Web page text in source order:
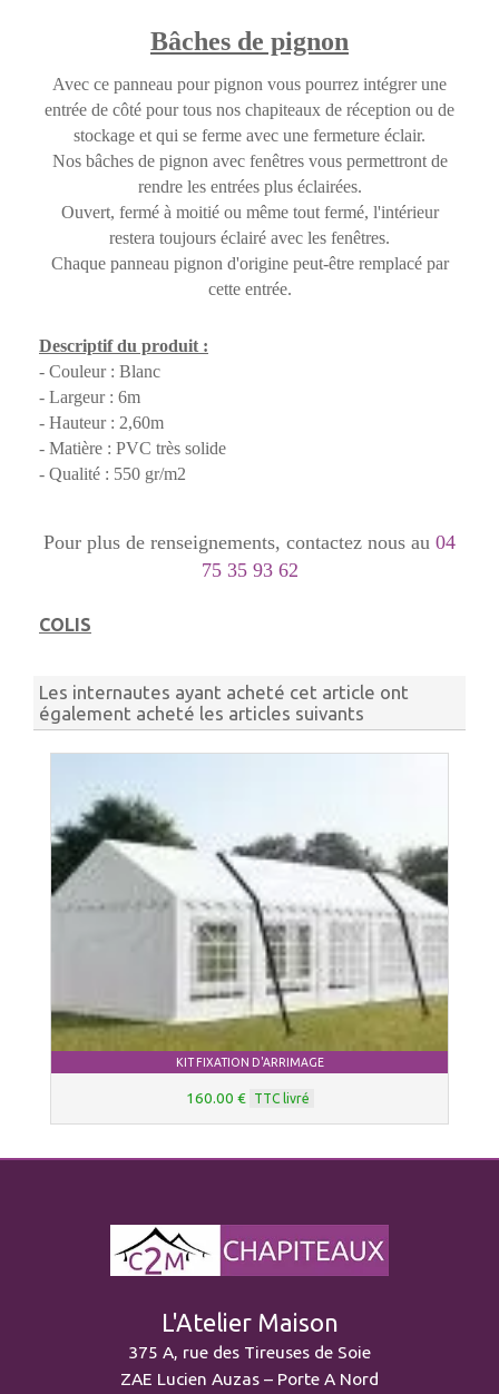
Bâches de pignon
Avec ce panneau pour pignon vous pourrez intégrer une
entrée de côté pour tous nos chapiteaux de réception ou de
stockage et qui se ferme avec une fermeture éclair.
Nos bâches de pignon avec fenêtres vous permettront de
rendre les entrées plus éclairées.
Ouvert, fermé à moitié ou même tout fermé, l'intérieur
restera toujours éclairé avec les fenêtres.
Chaque panneau pignon d'origine peut-être remplacé par
cette entrée.
Descriptif du produit :
- Couleur : Blanc
- Largeur : 6m
- Hauteur : 2,60m
- Matière : PVC très solide
- Qualité : 550 gr/m2
Pour plus de renseignements, contactez nous au 04
75 35 93 62
COLIS
Les internautes ayant acheté cet article ont
également acheté les articles suivants
KIT FIXATION D'ARRIMAGE
160.00 € TTC livré
L'Atelier Maison
375 A, rue des Tireuses de Soie
ZAE Lucien Auzas – Porte A Nord